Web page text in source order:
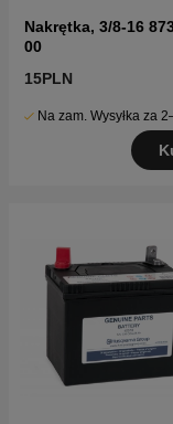
Nakrętka, 3/8-16
00
15PLN
Na zam. Wysyłka za